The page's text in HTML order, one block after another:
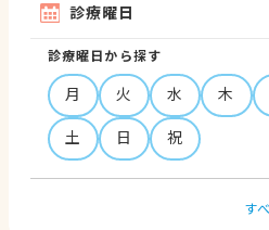
診療曜日
診療曜日から探す
月 火 水 木
土
日 祝
す